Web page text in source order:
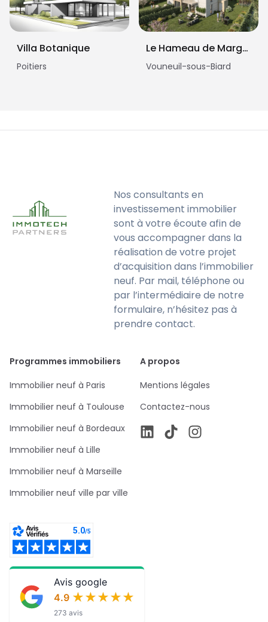
Villa Botanique
Poitiers
Le Hameau de Marguerite
Vouneuil-sous-Biard
Nos consultants en
investissement immobilier
sont à votre écoute afin de
vous accompagner dans la
réalisation de votre projet
d’acquisition dans l’immobilier
neuf. Par mail, téléphone ou
par l’intermédiaire de notre
formulaire, n’hésitez pas à
prendre contact.
Programmes immobiliers
Immobilier neuf à Paris
Immobilier neuf à Toulouse
Immobilier neuf à Bordeaux
Immobilier neuf à Lille
Immobilier neuf à Marseille
Immobilier neuf ville par ville
A propos
Mentions légales
Contactez-nous
Avis google
4.9 ★★★★★
★★★★★
273 avis